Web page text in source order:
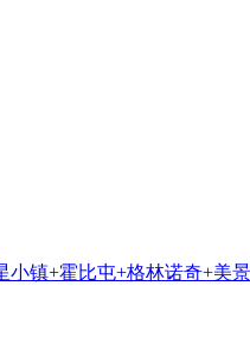
小镇+霍比屯+格林诺奇+美